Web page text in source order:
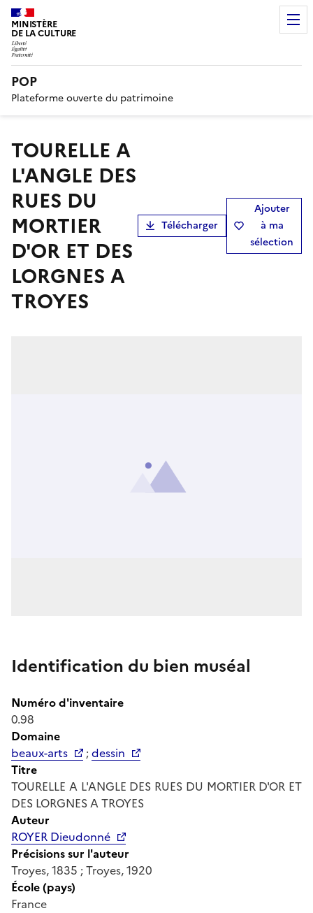
MINISTÈRE
DE LA CULTURE
POP
Plateforme ouverte du patrimoine
TOURELLE A
L'ANGLE DES
RUES DU
MORTIER
D'OR ET DES
LORGNES A
TROYES
Télécharger
Ajouter
à ma
sélection
Identification du bien muséal
Numéro d'inventaire
0.98
Domaine
beaux-arts
;dessin
Titre
TOURELLE A L'ANGLE DES RUES DU MORTIER D'OR ET
DES LORGNES A TROYES
Auteur
ROYER Dieudonné
Précisions sur l'auteur
Troyes, 1835 ; Troyes, 1920
École (pays)
France